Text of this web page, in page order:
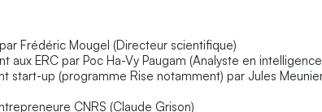
Frédéric Mougel (Directeur scientifique)
ERC par Poc Ha-Vy Paugam (Analyste en
start-up (programme Rise notamment) par Jules
CNRS (Claude Grison)